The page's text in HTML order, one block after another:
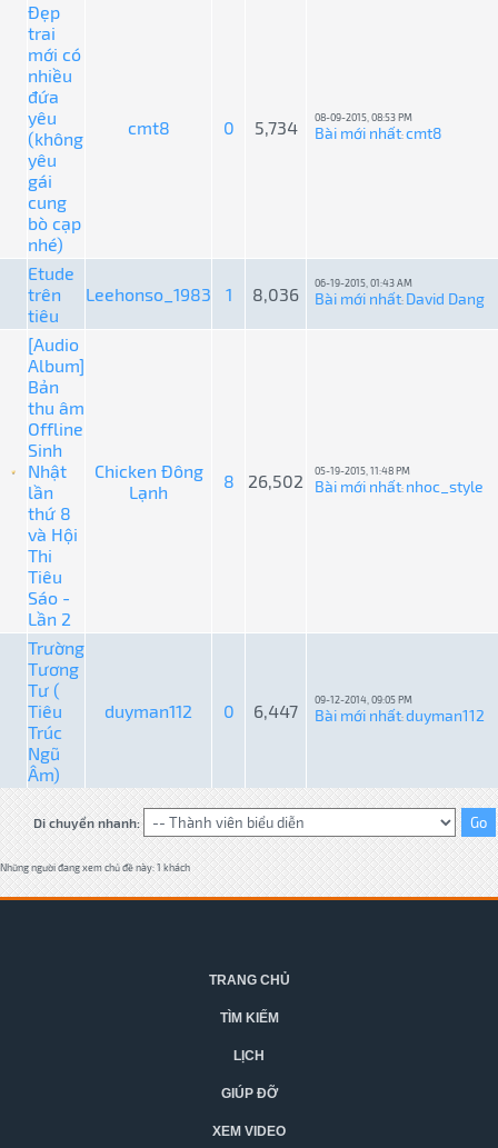
Đẹp
trai
mới có
nhiều
đứa
yêu
(không
yêu
gái
cung
bò cạp
nhé)
cmt8 0 5,734 08-09-2015, 08:53 PM
Bài mới nhất:cmt8
Etude
trên
tiêu
Leehonso_1983 1 8,036
06-19-2015, 01:43 AM
Bài mới nhất: David Dang
[Audio
Album]
Bản
thu âm
Offline
Sinh
Nhật
lần
thứ 8
và Hội
Thi
Tiêu
Sáo -
Lần 2
Chicken Đông
Lạnh
8 26,502 05-19-2015, 11:48 PM
Bài mới nhất: nhoc_style
Trường
Tương
Tư (
Tiêu
Trúc
Ngũ
Âm)
duyman112 0 6,447
09-12-2014, 09:05 PM
Bài mới nhất:duyman112
Di chuyển nhanh:
Những người đang xem chủ đề này: 1 khách
TRANG CHỦ
TÌM KIẾM
LỊCH
GIÚP ĐỠ
XEM VIDEO